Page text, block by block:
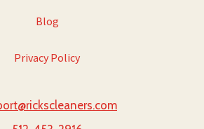
Blog
Privacy Policy